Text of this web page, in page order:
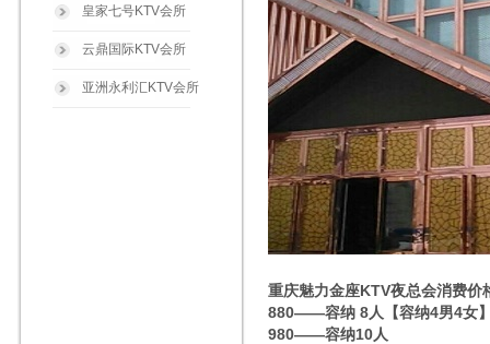
皇家七号KTV会所
云鼎国际KTV会所
亚洲永利汇KTV会所
重庆魅力金座KTV夜总会消费价
880——容纳 8人【容纳4男4女
980——容纳10人